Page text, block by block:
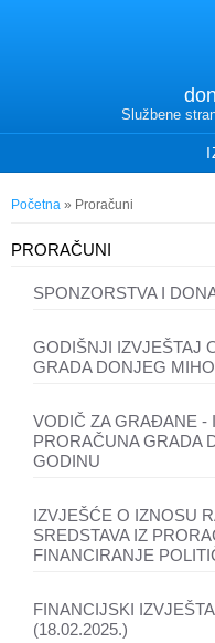
Službene
Vi ste ovdje
Početna » Proračuni
PRORAČUNI
SPONZORSTVA I
GODIŠNJI IZVJEŠTAJ
GRADA DONJEG
VODIČ ZA GRAĐANE -
PRORAČUNA GRADA
GODINU
IZVJEŠĆE O IZNOSU
SREDSTAVA IZ
FINANCIRANJE
FINANCIJSKI
(18.02.2025.)